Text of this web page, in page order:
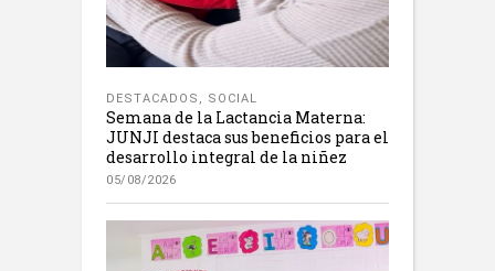
DESTACADOS , SOCIAL
Semana de la Lactancia Materna:
JUNJI destaca sus beneficios para el
desarrollo integral de la niñez
05/08/2026